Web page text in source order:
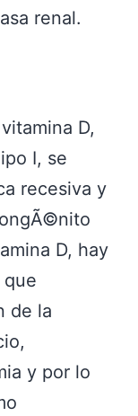
renal.
D,
I, se
recesiva y
D, hay
de la
y por lo